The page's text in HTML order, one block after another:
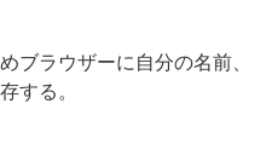
ブラウザーに自分の名前、
する。